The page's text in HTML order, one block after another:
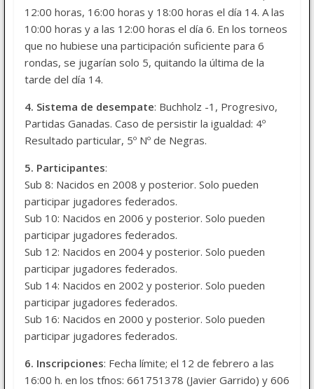
12:00 horas, 16:00 horas y 18:00 horas el día 14. A las
10:00 horas y a las 12:00 horas el día 6. En los torneos
que no hubiese una participación suficiente para 6
rondas, se jugarían solo 5, quitando la última de la
tarde del día 14.
4. Sistema de desempate: Buchholz -1, Progresivo,
Partidas Ganadas. Caso de persistir la igualdad: 4º
Resultado particular, 5º Nº de Negras.
5. Participantes:
Sub 8: Nacidos en 2008 y posterior. Solo pueden
participar jugadores federados.
Sub 10: Nacidos en 2006 y posterior. Solo pueden
participar jugadores federados.
Sub 12: Nacidos en 2004 y posterior. Solo pueden
participar jugadores federados.
Sub 14: Nacidos en 2002 y posterior. Solo pueden
participar jugadores federados.
Sub 16: Nacidos en 2000 y posterior. Solo pueden
participar jugadores federados.
6. Inscripciones: Fecha límite; el 12 de febrero a las
16:00 h. en los tfnos: 661751378 (Javier Garrido) y 606